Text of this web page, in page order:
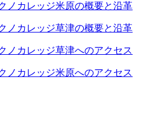
ノカレッジ米原の概要と沿革
ノカレッジ草津の概要と沿革
ノカレッジ草津へのアクセス
ノカレッジ米原へのアクセス